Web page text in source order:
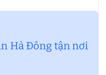
Hà Đông tận nơi